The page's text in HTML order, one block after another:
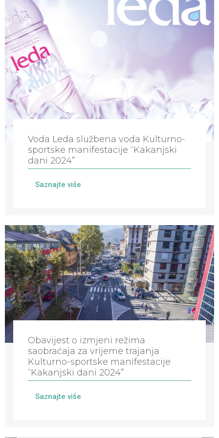
Voda Leda službena voda Kulturno-
sportske manifestacije “Kakanjski
dani 2024”
Saznajte više
Obavijest o izmjeni režima
saobraćaja za vrijeme trajanja
Kulturno-sportske manifestacije
“Kakanjski dani 2024”
Saznajte više